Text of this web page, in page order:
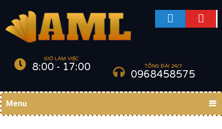
GIỜ LÀM VIỆC
8:00 - 17:00 TỔNG ĐÀI 24/7
0968458575
Menu